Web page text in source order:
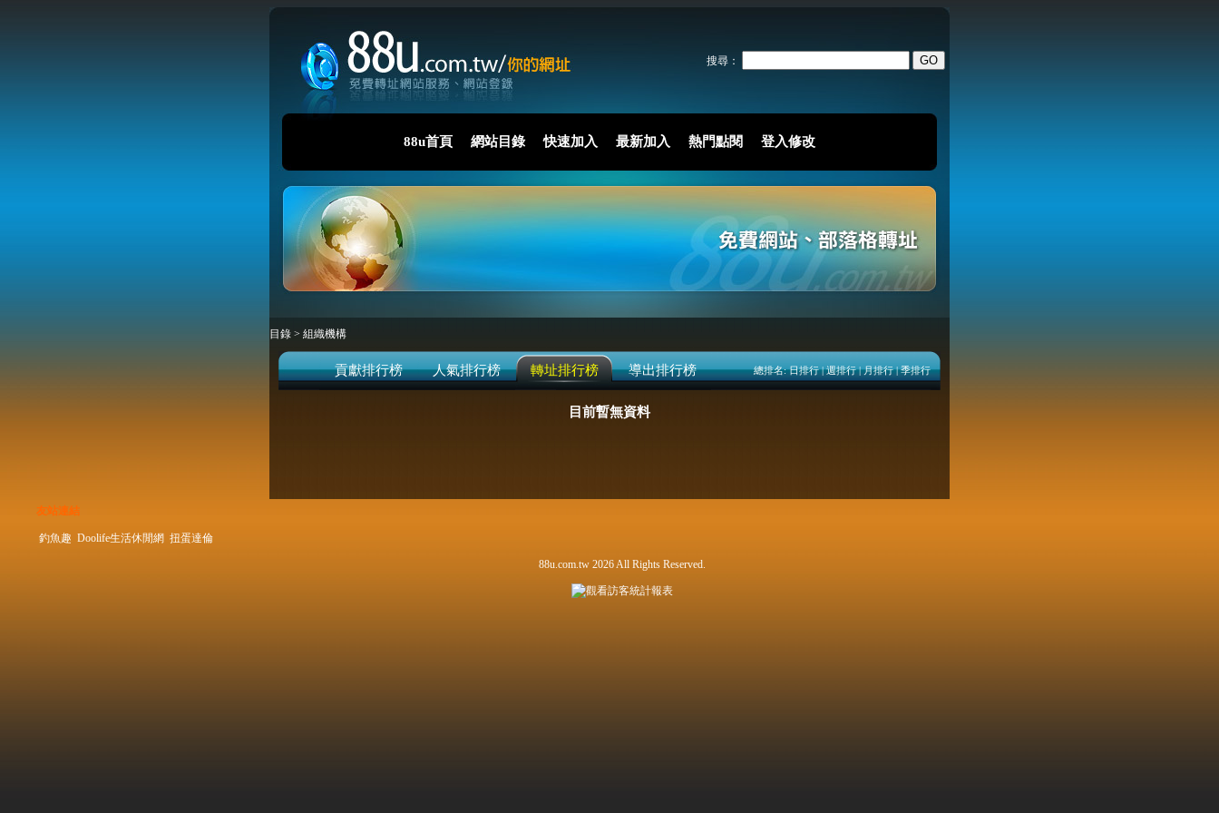
搜尋：
88u首頁 網站目錄 快速加入 最新加入 熱門點閱 登入修改
目錄 > 組織機構
貢獻排行榜 人氣排行榜 轉址排行榜 導出排行榜 總排名:日排行|週排行|月排行|季排行
目前暫無資料
友站連結
釣魚趣 Doolife生活休閒網 扭蛋達倫
88u.com.tw 2026 All Rights Reserved.